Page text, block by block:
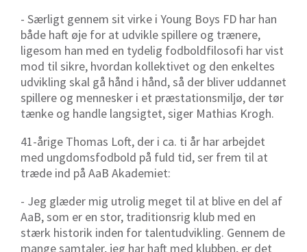
- Særligt gennem sit virke i Young Boys FD har han
både haft øje for at udvikle spillere og trænere,
ligesom han med en tydelig fodboldfilosofi har vist
mod til sikre, hvordan kollektivet og den enkeltes
udvikling skal gå hånd i hånd, så der bliver uddannet
spillere og mennesker i et præstationsmiljø, der tør
tænke og handle langsigtet, siger Mathias Krogh.
41-årige Thomas Loft, der i ca. ti år har arbejdet
med ungdomsfodbold på fuld tid, ser frem til at
træde ind på AaB Akademiet:
- Jeg glæder mig utrolig meget til at blive en del af
AaB, som er en stor, traditionsrig klub med en
stærk historik inden for talentudvikling. Gennem de
mange samtaler, jeg har haft med klubben, er det